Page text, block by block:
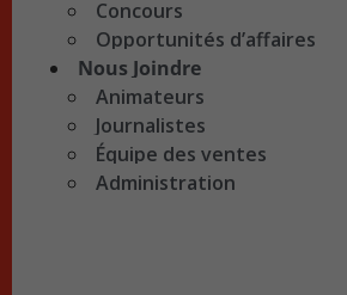
Concours
Opportunités d’affaires
Nous Joindre
Animateurs
Journalistes
Équipe des ventes
Administration